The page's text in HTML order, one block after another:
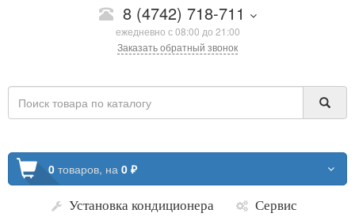
8 (4742) 718-711
ежедневно с 08:00 до 21:00
Заказать обратный звонок
0 товаров, на 0 ₽
Установка кондиционера
Сервис